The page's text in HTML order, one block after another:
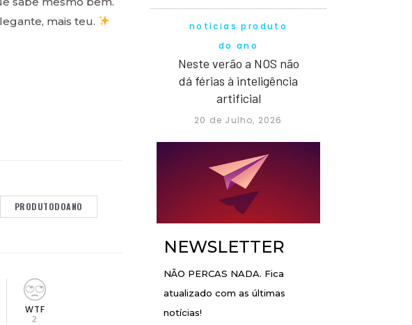
mais teu.
PRODUTODOANO
WTF
2
notícias produto
do ano
Neste verão a NOS não
dá férias à inteligência
artificial
20 de Julho, 2026
NEWSLETTER
NÃO PERCAS NADA. Fica
atualizado com as últimas
notícias!